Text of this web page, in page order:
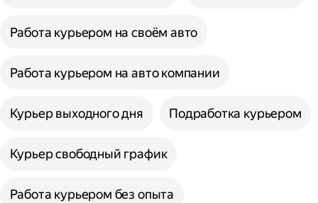
Работа курьером на своём авто
Работа курьером на авто компании
Курьер выходного дня Подработка курьером
Курьер свободный график
Работа курьером без опыта